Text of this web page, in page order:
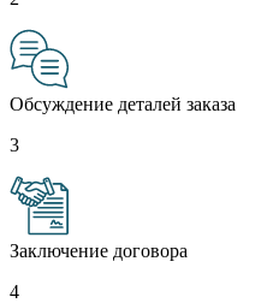
Обсуждение деталей заказа
3
Заключение договора
4